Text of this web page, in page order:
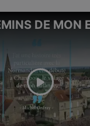
DE MON